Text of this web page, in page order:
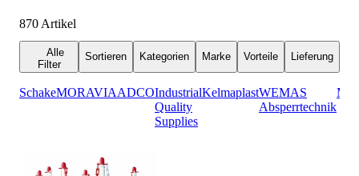
870 Artikel
Alle
Filter
Sortieren Kategorien Marke Vorteile Lieferung
SchakeMORAVIAADCOIndustrial
Quality
Supplies
KelmaplastWEMAS
Absperrtechnik